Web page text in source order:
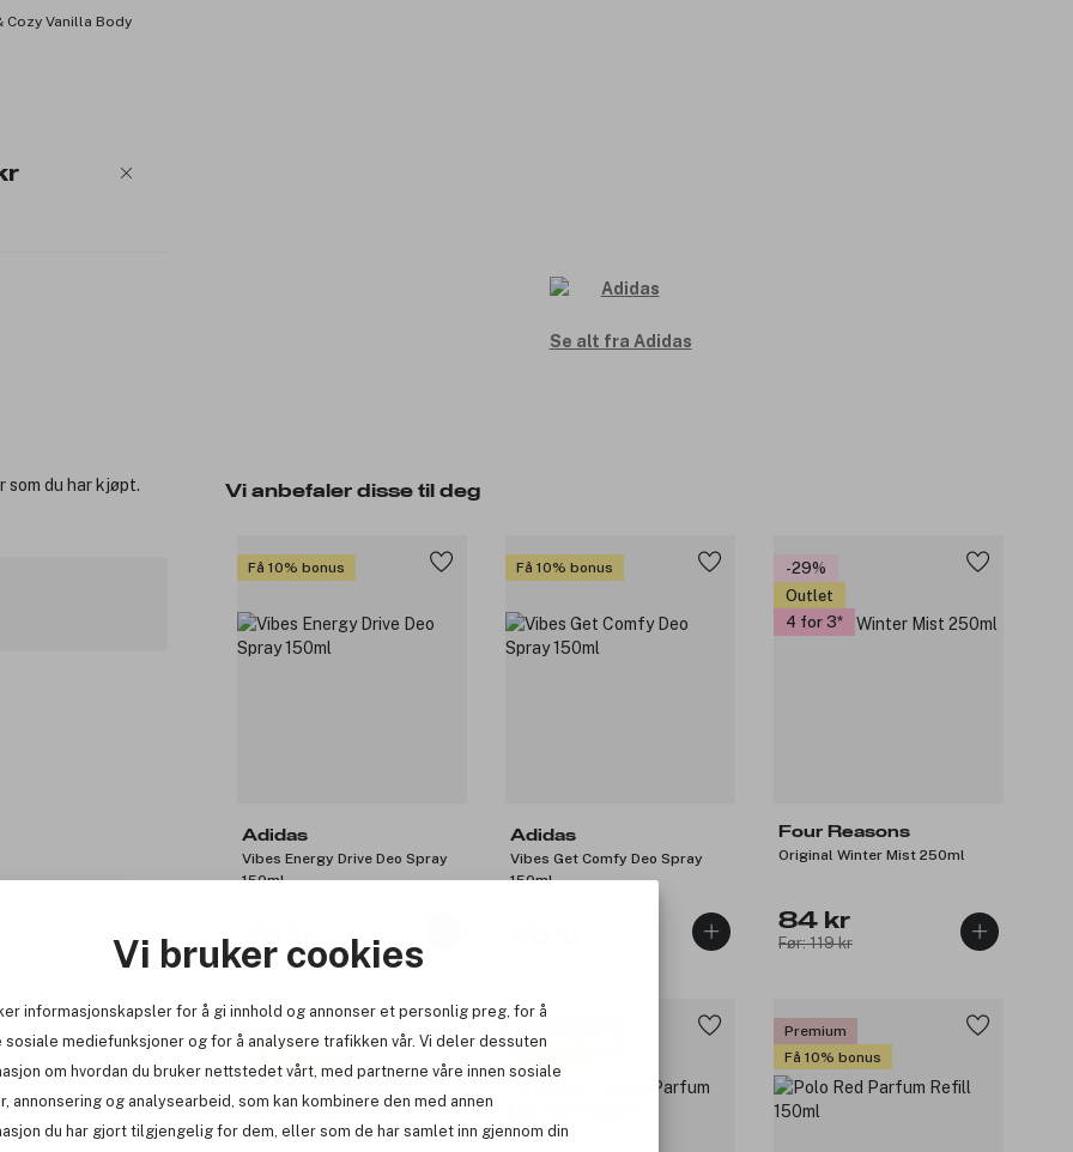
Vi bruker cookies
informasjonskapsler for å gi innhold og annonser et personlig preg, for å
sosiale mediefunksjoner og for å analysere trafikken vår. Vi deler dessuten
om hvordan du bruker nettstedet vårt, med partnerne våre innen sosiale
annonsering og analysearbeid, som kan kombinere den med annen
du har gjort tilgjengelig for dem, eller som de har samlet inn gjennom din
Cozy Vanilla Body
Se alt fra Adidas
Vi anbefaler disse til deg
Få 10% bonus
Adidas
Vibes Energy Drive Deo Spray
150ml
Få 10% bonus
Adidas
Vibes Get Comfy Deo Spray
150ml
-29%
Outlet
4 for 3
Four Reasons
Original Winter Mist 250ml
84 kr
Før: 119 kr
Premium
Prøv meg 🙋‍♀️
Få en gave
Premium
Få 10% bonus
du har kjøpt.